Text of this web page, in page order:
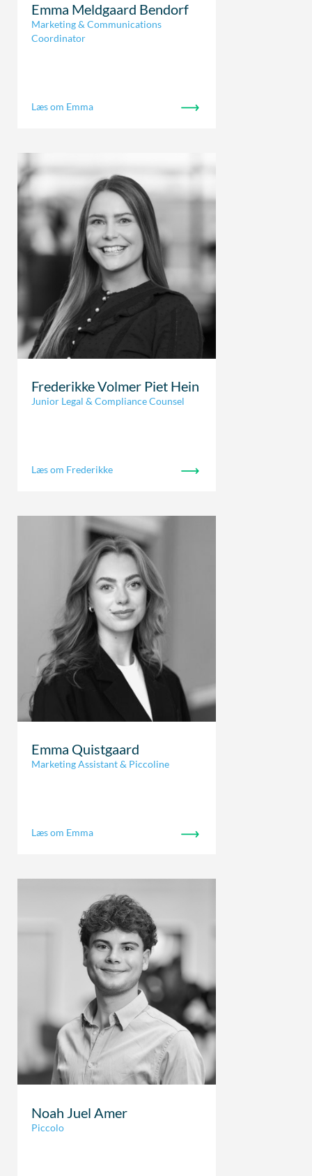
Emma Meldgaard Bendorf
Marketing & Communications
Coordinator
Læs om Emma
Frederikke Volmer Piet Hein
Junior Legal & Compliance Counsel
Læs om Frederikke
Emma Quistgaard
Marketing Assistant & Piccoline
Læs om Emma
Noah Juel Amer
Piccolo